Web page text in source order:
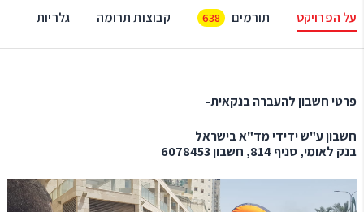
על הפרויקט תורמים 638 קבוצות תרומה גלריות
פרטי חשבון להעברה בנקאית-
חשבון ע"ש ידידי מד"א בישראל
בנק לאומי, סניף 814, חשבון 6078453